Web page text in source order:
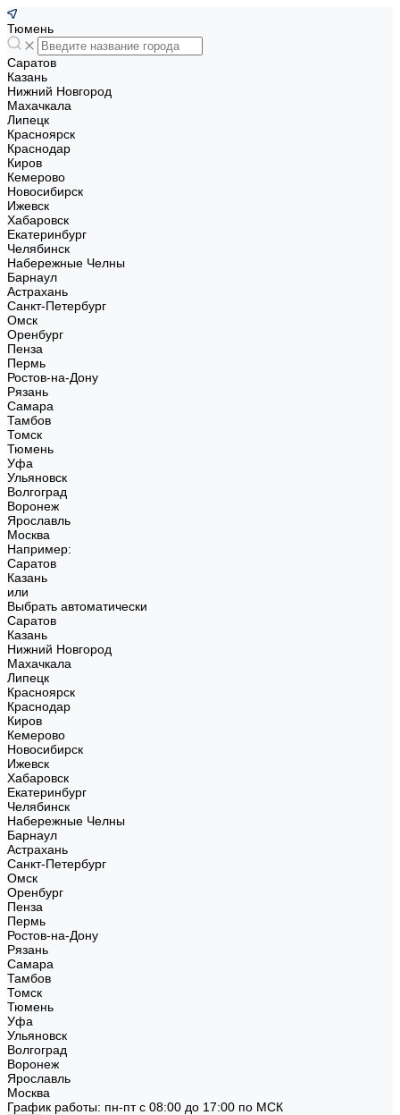
Тюмень
Саратов
Казань
Нижний Новгород
Махачкала
Липецк
Красноярск
Краснодар
Киров
Кемерово
Новосибирск
Ижевск
Хабаровск
Екатеринбург
Челябинск
Набережные Челны
Барнаул
Астрахань
Санкт-Петербург
Омск
Оренбург
Пенза
Пермь
Ростов-на-Дону
Рязань
Самара
Тамбов
Томск
Тюмень
Уфа
Ульяновск
Волгоград
Воронеж
Ярославль
Москва
Например:
Саратов
Казань
или
Выбрать автоматически
Саратов
Казань
Нижний Новгород
Махачкала
Липецк
Красноярск
Краснодар
Киров
Кемерово
Новосибирск
Ижевск
Хабаровск
Екатеринбург
Челябинск
Набережные Челны
Барнаул
Астрахань
Санкт-Петербург
Омск
Оренбург
Пенза
Пермь
Ростов-на-Дону
Рязань
Самара
Тамбов
Томск
Тюмень
Уфа
Ульяновск
Волгоград
Воронеж
Ярославль
Москва
График работы: пн-пт с 08:00 до 17:00 по МСК